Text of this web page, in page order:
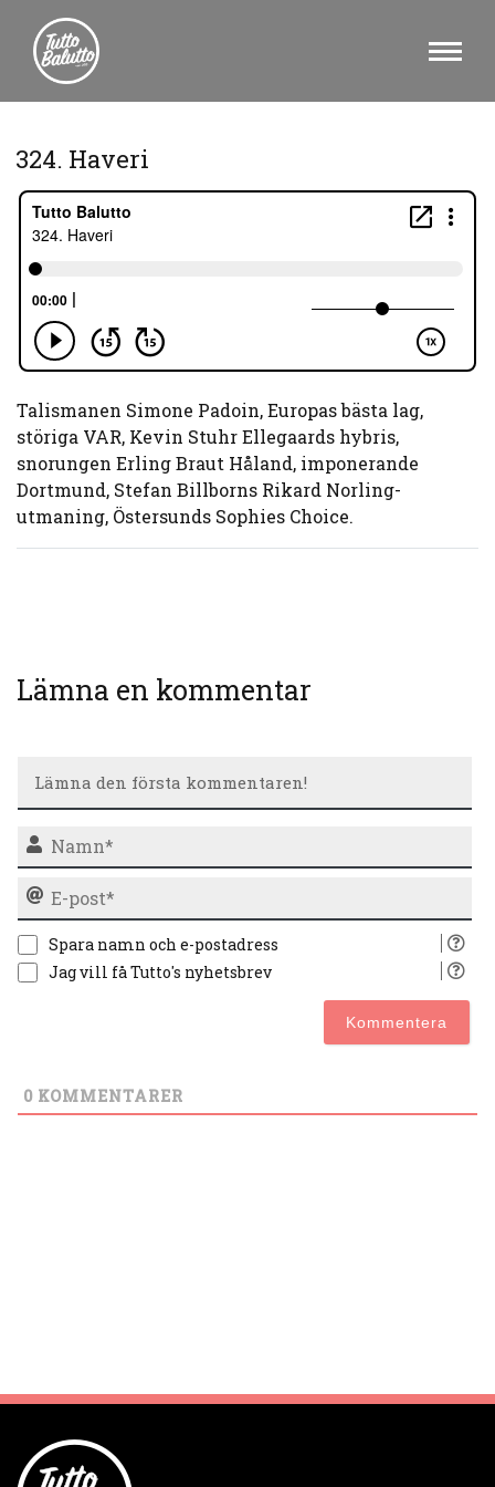
324. Haveri
Talismanen Simone Padoin, Europas bästa lag,
störiga VAR, Kevin Stuhr Ellegaards hybris,
snorungen Erling Braut Håland, imponerande
Dortmund, Stefan Billborns Rikard Norling-
utmaning, Östersunds Sophies Choice.
Lämna en kommentar
Spara namn och e-postadress
Jag vill få Tutto's nyhetsbrev
0 KOMMENTARER